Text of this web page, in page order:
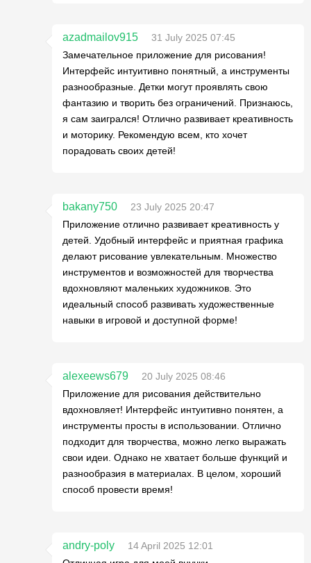
azadmailov915
31 July 2025 07:45
Замечательное приложение для рисования!
Интерфейс интуитивно понятный, а инструменты
разнообразные. Детки могут проявлять свою
фантазию и творить без ограничений. Признаюсь,
я сам заигрался! Отлично развивает креативность
и моторику. Рекомендую всем, кто хочет
порадовать своих детей!
bakany750
23 July 2025 20:47
Приложение отлично развивает креативность у
детей. Удобный интерфейс и приятная графика
делают рисование увлекательным. Множество
инструментов и возможностей для творчества
вдохновляют маленьких художников. Это
идеальный способ развивать художественные
навыки в игровой и доступной форме!
alexeews679
20 July 2025 08:46
Приложение для рисования действительно
вдохновляет! Интерфейс интуитивно понятен, а
инструменты просты в использовании. Отлично
подходит для творчества, можно легко выражать
свои идеи. Однако не хватает больше функций и
разнообразия в материалах. В целом, хороший
способ провести время!
andry-poly
14 April 2025 12:01